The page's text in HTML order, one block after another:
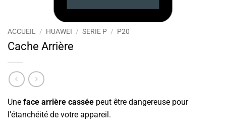
ACCUEIL / HUAWEI / SERIE P / P20
Cache Arrière
Une face arrière cassée peut être dangereuse pour
l’étanchéité de votre appareil.